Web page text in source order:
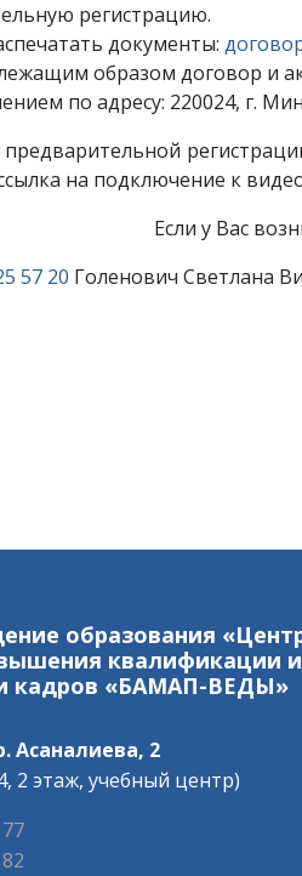
регистрацию.
документы:
образом договор и
по адресу: 220024, г.
предварительной
на подключение к
Если у Вас
57 20 Голенович Светлана
специалистов Республики
образования
квалификации и
кадров «БАМАП-ВЕДЫ»
Асаналиева, 2
2 этаж, учебный центр)